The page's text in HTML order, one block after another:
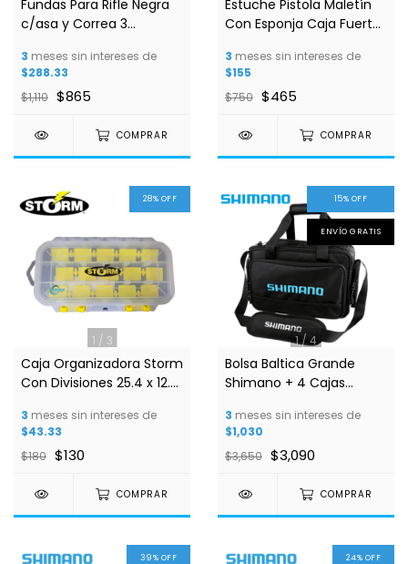
Fundas Para Rifle Negra
c/asa y Correa 3
3 meses sin intereses de
$288.33
$1,110 $865
COMPRAR
Estuche Pistola Maletín
Con Esponja Caja Fuerte
3 meses sin intereses de
$155
$750 $465
COMPRAR
1 / 3
28% OFF
Caja Organizadora Storm
Con Divisiones 25.4 x 12.8
3 meses sin intereses de
$43.33
$180 $130
COMPRAR
1/ 4
15% OFF
ENVÍO GRATIS
Bolsa Baltica Grande
Shimano + 4 Cajas
3 meses sin intereses de
$1,030
$3,650 $3,090
COMPRAR
39% OFF 24% OFF